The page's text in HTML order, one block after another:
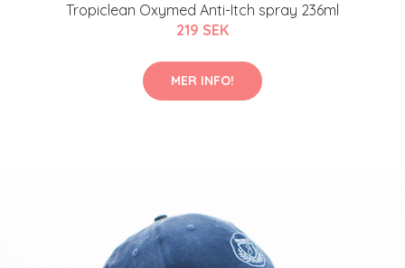
Tropiclean Oxymed Anti-Itch spray 236ml
219 SEK
MER INFO!